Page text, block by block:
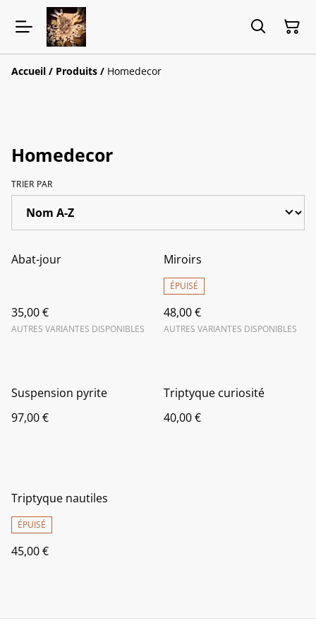
Accueil / Produits / Homedecor
Homedecor
TRIER PAR
Abat-jour
35,00 €
AUTRES VARIANTES DISPONIBLES
Miroirs
ÉPUISÉ
48,00 €
AUTRES VARIANTES DISPONIBLES
Suspension pyrite
97,00 €
Triptyque curiosité
40,00 €
Triptyque nautiles
ÉPUISÉ
45,00 €